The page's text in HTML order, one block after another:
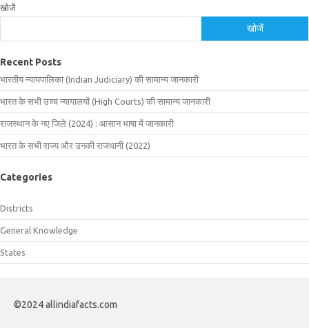
खोजें
खोजें
Recent Posts
भारतीय न्यायपालिका (Indian Judiciary) की सामान्य जानकारी
भारत के सभी उच्च न्यायालयों (High Courts) की सामान्य जानकारी
राजस्थान के नए जिले (2024) : आसान भाषा में जानकारी
भारत के सभी राज्य और उनकी राजधानी (2022)
Categories
Districts
General Knowledge
States
©2024 allindiafacts.com